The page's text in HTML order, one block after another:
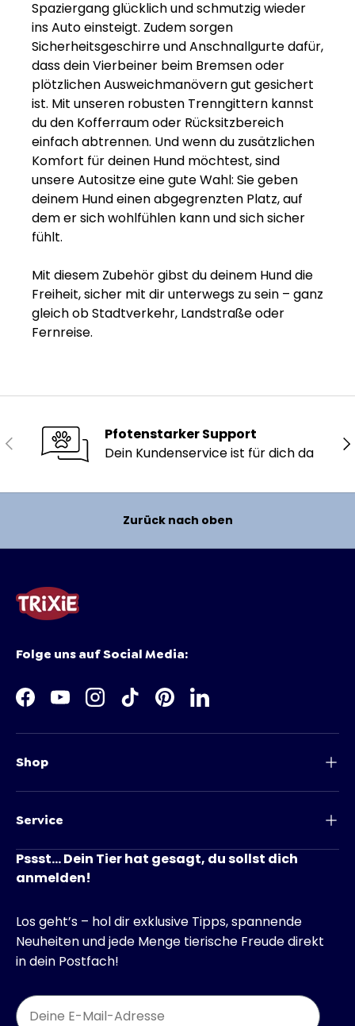
Spaziergang glücklich und schmutzig wieder
ins Auto einsteigt. Zudem sorgen
Sicherheitsgeschirre und Anschnallgurte dafür,
dass dein Vierbeiner beim Bremsen oder
plötzlichen Ausweichmanövern gut gesichert
ist. Mit unseren robusten Trenngittern kannst
du den Kofferraum oder Rücksitzbereich
einfach abtrennen. Und wenn du zusätzlichen
Komfort für deinen Hund möchtest, sind
unsere Autositze eine gute Wahl: Sie geben
deinem Hund einen abgegrenzten Platz, auf
dem er sich wohlfühlen kann und sich sicher
fühlt.
Mit diesem Zubehör gibst du deinem Hund die
Freiheit, sicher mit dir unterwegs zu sein – ganz
gleich ob Stadtverkehr, Landstraße oder
Fernreise.
Vorherige
Pfotenstarker Support
Dein Kundenservice ist für dich da
Zurück nach oben
Folge uns auf Social Media:
Facebook
YouTubeInstagram
TikTokPinterestLinkedIn
Shop
Service
Pssst... Dein Tier hat gesagt, du sollst dich
anmelden!
Los geht’s – hol dir exklusive Tipps, spannende
Neuheiten und jede Menge tierische Freude direkt
in dein Postfach!
Email